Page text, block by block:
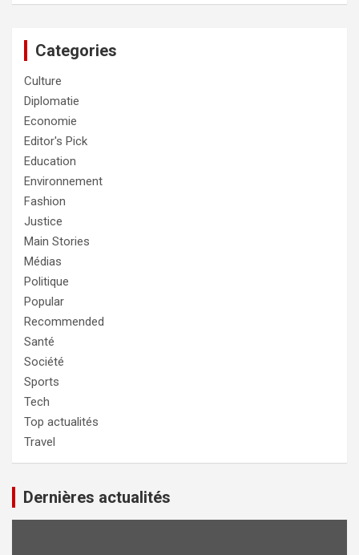
Categories
Culture
Diplomatie
Economie
Editor's Pick
Education
Environnement
Fashion
Justice
Main Stories
Médias
Politique
Popular
Recommended
Santé
Société
Sports
Tech
Top actualités
Travel
Dernières actualités